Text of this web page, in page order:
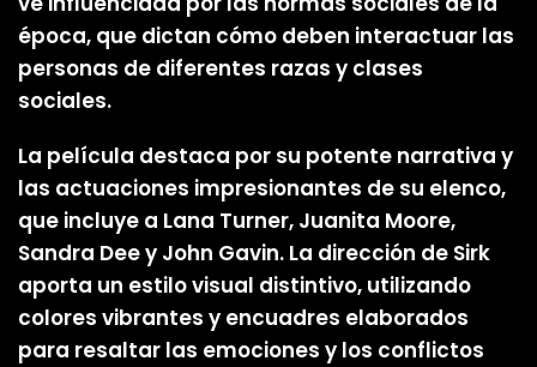
época, que dictan cómo deben interactuar las
personas de diferentes razas y clases
sociales.
La película destaca por su potente narrativa y
las actuaciones impresionantes de su elenco,
que incluye a Lana Turner, Juanita Moore,
Sandra Dee y John Gavin. La dirección de Sirk
aporta un estilo visual distintivo, utilizando
colores vibrantes y encuadres elaborados
para resaltar las emociones y los conflictos